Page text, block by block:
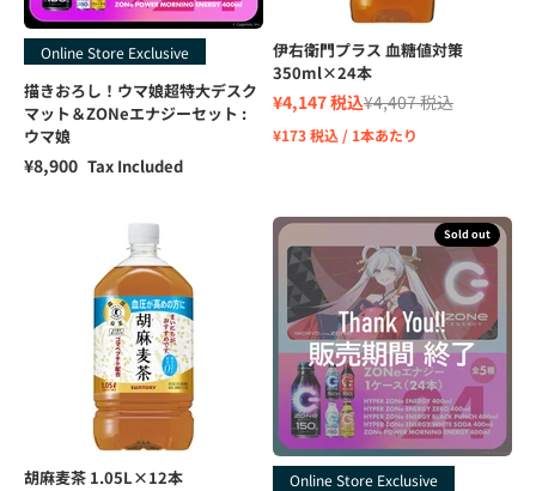
Online Store Exclusive
描きおろし！ウマ娘超特大デスク
マット＆ZONeエナジーセット :
ウマ娘
Sale price
¥8,900 Tax Included
伊右衛門プラス 血糖値対策
350ml×24本
Sale price
¥4,147 税込Regular price
¥4,407 税込
¥173 税込 / 1本あたり
胡麻麦茶 1.05L×12本
Sold out
Online Store Exclusive